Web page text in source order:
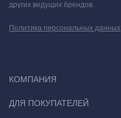
других ведущих брендов.
Политика персональных данных
КОМПАНИЯ
ДЛЯ ПОКУПАТЕЛЕЙ